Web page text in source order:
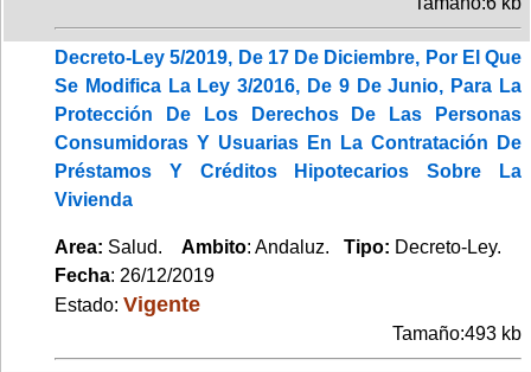
Decreto-Ley 5/2019, De 17 De Diciembre, Por El Que
Se Modifica La Ley 3/2016, De 9 De Junio, Para La
Protección De Los Derechos De Las Personas
Consumidoras Y Usuarias En La Contratación De
Préstamos Y Créditos Hipotecarios Sobre La
Vivienda
Area: Salud. Ambito: Andaluz. Tipo: Decreto-Ley.
Fecha: 26/12/2019
Estado: Vigente
Tamaño:493 kb